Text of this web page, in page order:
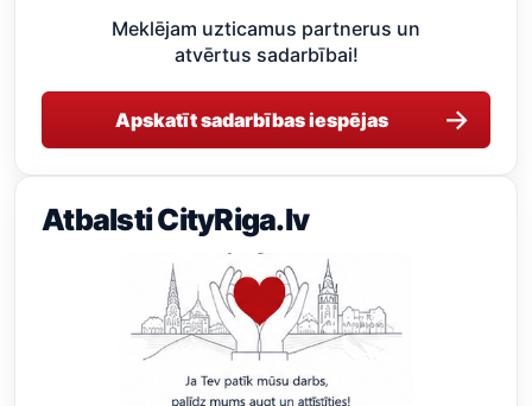
Meklējam uzticamus partnerus un
atvērtus sadarbībai!
Apskatīt sadarbības iespējas →
Atbalsti CityRiga.lv